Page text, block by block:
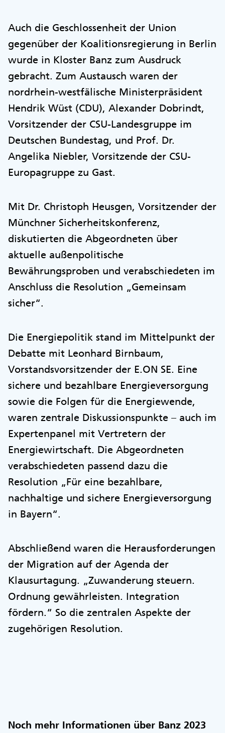
Auch die Geschlossenheit der Union
gegenüber der Koalitionsregierung in Berlin
wurde in Kloster Banz zum Ausdruck
gebracht. Zum Austausch waren der
nordrhein-westfälische Ministerpräsident
Hendrik Wüst (CDU), Alexander Dobrindt,
Vorsitzender der CSU-Landesgruppe im
Deutschen Bundestag, und Prof. Dr.
Angelika Niebler, Vorsitzende der CSU-
Europagruppe zu Gast.
Mit Dr. Christoph Heusgen, Vorsitzender der
Münchner Sicherheitskonferenz,
diskutierten die Abgeordneten über
aktuelle außenpolitische
Bewährungsproben und verabschiedeten im
Anschluss die Resolution „Gemeinsam
sicher“.
Die Energiepolitik stand im Mittelpunkt der
Debatte mit Leonhard Birnbaum,
Vorstandsvorsitzender der E.ON SE. Eine
sichere und bezahlbare Energieversorgung
sowie die Folgen für die Energiewende,
waren zentrale Diskussionspunkte – auch im
Expertenpanel mit Vertretern der
Energiewirtschaft. Die Abgeordneten
verabschiedeten passend dazu die
Resolution „Für eine bezahlbare,
nachhaltige und sichere Energieversorgung
in Bayern“.
Abschließend waren die Herausforderungen
der Migration auf der Agenda der
Klausurtagung. „Zuwanderung steuern.
Ordnung gewährleisten. Integration
fördern.“ So die zentralen Aspekte der
zugehörigen Resolution.
Noch mehr Informationen über Banz 2023